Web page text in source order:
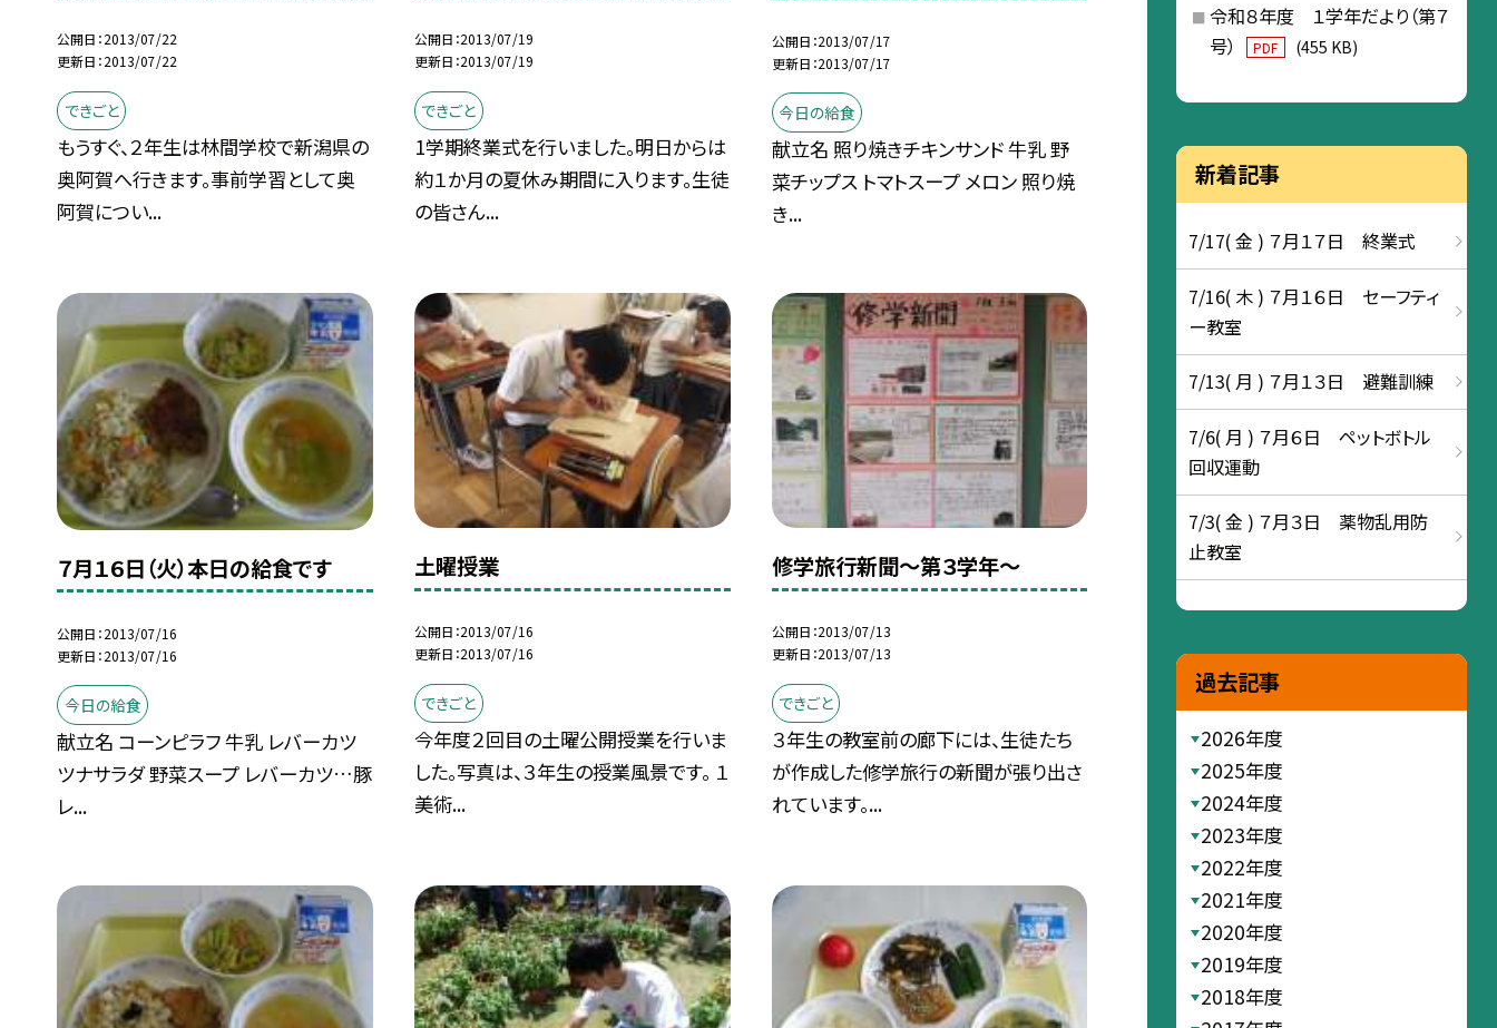
公開日 2013/07/22
更新日 2013/07/22
できごと
もうすぐ、２年生は林間学校で新潟県の
奥阿賀へ行きます。事前学習として奥
阿賀につい...
公開日 2013/07/19
更新日 2013/07/19
できごと
1学期終業式を行いました。明日からは
約１か月の夏休み期間に入ります。生徒
の皆さん...
公開日 2013/07/17
更新日 2013/07/17
今日の給食
献立名 照り焼きチキンサンド 牛乳 野
菜チップス トマトスープ メロン 照り焼
き...
７月１６日（火）本日の給食です
公開日 2013/07/16
更新日 2013/07/16
今日の給食
献立名 コーンピラフ 牛乳 レバーカツ
ツナサラダ 野菜スープ レバーカツ…豚
レ...
土曜授業
公開日 2013/07/16
更新日 2013/07/16
できごと
今年度２回目の土曜公開授業を行いま
した。写真は、３年生の授業風景です。 １
美術...
修学旅行新聞〜第３学年〜
公開日 2013/07/13
更新日 2013/07/13
できごと
３年生の教室前の廊下には、生徒たち
が作成した修学旅行の新聞が張り出さ
れています。...
令和８年度 １学年だより（第７
号）
PDF (455 KB)
新着記事
7/17( 金 ) ７月１７日 終業式
7/16( 木 ) ７月１６日 セーフティ
ー教室
7/13( 月 ) ７月１３日 避難訓練
7/6( 月 ) ７月６日 ペットボトル
回収運動
7/3( 金 ) ７月３日 薬物乱用防
止教室
過去記事
2026年度
2025年度
2024年度
2023年度
2022年度
2021年度
2020年度
2019年度
2018年度